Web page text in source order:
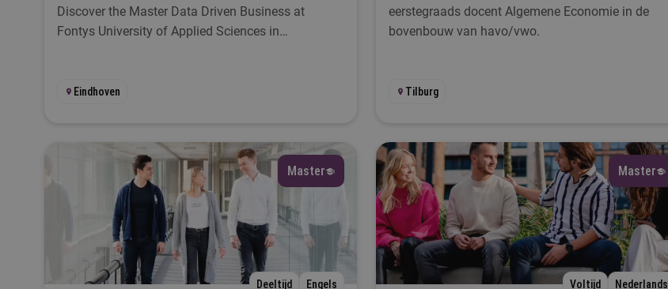
Selecteer
Discover the Master Data Driven Business at
Fontys University of Applied Sciences in
Eindhoven
eerstegraads docent Algemene Economie in de
bovenbouw van havo/vwo.
Tilburg
Master
Deeltijd Engels
Master
Voltijd Nederlands